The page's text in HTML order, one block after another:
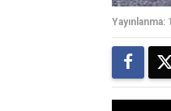
Yayınlanma: